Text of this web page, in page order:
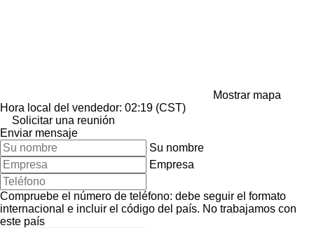
Mostrar mapa
Hora local del vendedor: 02:19 (CST)
Solicitar una reunión
Enviar mensaje
Su nombre
Empresa
Compruebe el número de teléfono: debe seguir el formato
internacional e incluir el código del país. No trabajamos con
este país